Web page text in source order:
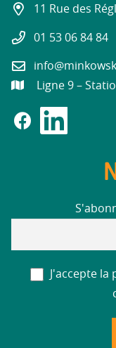
11 Rue des
01 53 06 84 84
Ligne 9 –
J'accepte